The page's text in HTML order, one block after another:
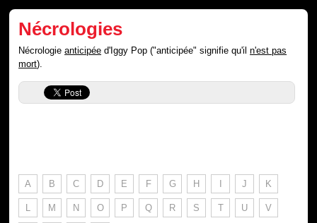
Nécrologies
Nécrologieanticipée d'Iggy Pop ("anticipée" signifie qu'iln'est pas
mort).
A B C D E F G H I J K
L M N O P Q R S T U V